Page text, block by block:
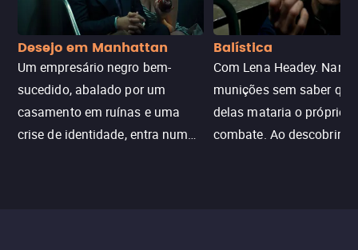
Desejo em Manhattan
Um empresário negro bem-
sucedido, abalado por um
casamento em ruínas e uma
crise de identidade, entra num
Balística
Com Lena Headey.
munições sem saber
delas mataria o próprio
combate. Ao descobrir a